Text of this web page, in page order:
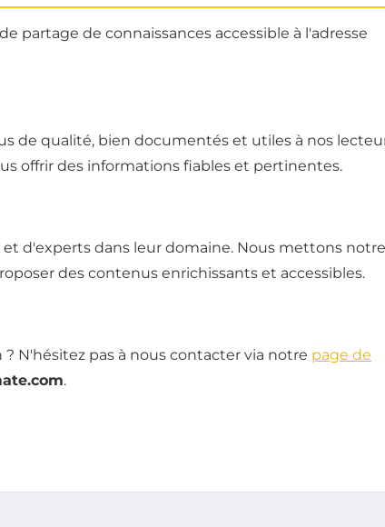
partage de connaissances accessible à l'adresse
de qualité, bien documentés et utiles à nos
offrir des informations fiables et pertinentes.
d'experts dans leur domaine. Nous mettons notre
des contenus enrichissants et accessibles.
N'hésitez pas à nous contacter via notre page de
.